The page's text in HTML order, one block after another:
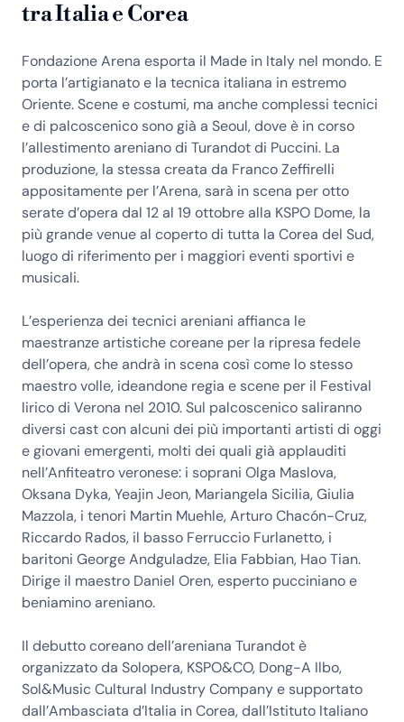
tra Italia e Corea
Fondazione Arena esporta il Made in Italy nel mondo. E
porta l’artigianato e la tecnica italiana in estremo
Oriente. Scene e costumi, ma anche complessi tecnici
e di palcoscenico sono già a Seoul, dove è in corso
l’allestimento areniano di Turandot di Puccini. La
produzione, la stessa creata da Franco Zeffirelli
appositamente per l’Arena, sarà in scena per otto
serate d’opera dal 12 al 19 ottobre alla KSPO Dome, la
più grande venue al coperto di tutta la Corea del Sud,
luogo di riferimento per i maggiori eventi sportivi e
musicali.
L’esperienza dei tecnici areniani affianca le
maestranze artistiche coreane per la ripresa fedele
dell’opera, che andrà in scena così come lo stesso
maestro volle, ideandone regia e scene per il Festival
lirico di Verona nel 2010. Sul palcoscenico saliranno
diversi cast con alcuni dei più importanti artisti di oggi
e giovani emergenti, molti dei quali già applauditi
nell’Anfiteatro veronese: i soprani Olga Maslova,
Oksana Dyka, Yeajin Jeon, Mariangela Sicilia, Giulia
Mazzola, i tenori Martin Muehle, Arturo Chacón-Cruz,
Riccardo Rados, il basso Ferruccio Furlanetto, i
baritoni George Andguladze, Elia Fabbian, Hao Tian.
Dirige il maestro Daniel Oren, esperto pucciniano e
beniamino areniano.
Il debutto coreano dell’areniana Turandot è
organizzato da Solopera, KSPO&CO, Dong-A Ilbo,
Sol&Music Cultural Industry Company e supportato
dall’Ambasciata d’Italia in Corea, dall’Istituto Italiano